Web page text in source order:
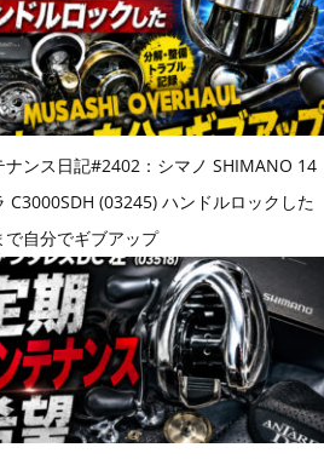
ナンス日記#2402：シマノ SHIMANO 14
C3000SDH (03245) ハンドルロックした
で自分でギブアップ